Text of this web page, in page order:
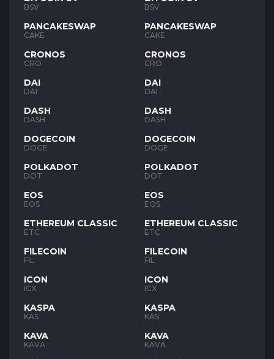
BSV
PANCAKESWAP
CAKE
CRONOS
CRO
DAI
DAI
DASH
DASH
DOGECOIN
DOGE
POLKADOT
DOT
EOS
EOS
ETHEREUM CLASSIC
ETC
FILECOIN
FIL
ICON
ICX
KASPA
KAS
KAVA
KAVA
BSV
PANCAKESWAP
CAKE
CRONOS
CRO
DAI
DAI
DASH
DASH
DOGECOIN
DOGE
POLKADOT
DOT
EOS
EOS
ETHEREUM CLASSIC
ETC
FILECOIN
FIL
ICON
ICX
KASPA
KAS
KAVA
KAVA